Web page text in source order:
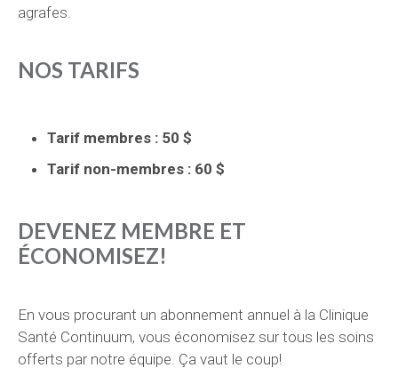
agrafes.
NOS TARIFS
Tarif membres : 50 $
Tarif non-membres : 60 $
DEVENEZ MEMBRE ET
ÉCONOMISEZ!
En vous procurant un abonnement annuel à la Clinique
Santé Continuum, vous économisez sur tous les soins
offerts par notre équipe. Ça vaut le coup!